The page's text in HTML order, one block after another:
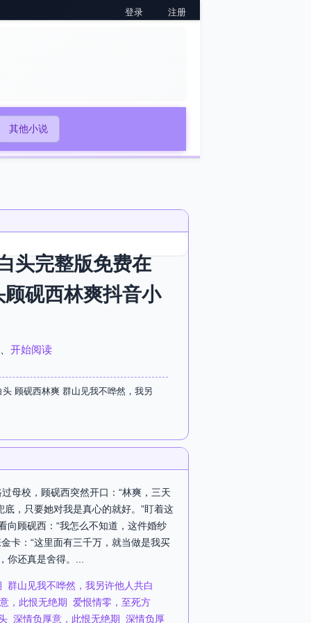
登录 注册
其他小说
头完整版免费在
砚西林爽抖音小
开始阅读
顾砚西林爽 群山见我不哗然，我另
母校，顾砚西突然开口：“林爽，三天
，只要她对我是真心的就好。”盯着这
顾砚西：“我怎么不知道，这件婚纱
卡：“这里面有三千万，就当做是我买
你还真是舍得。...
群山见我不哗然，我另许他人共白
，此恨无绝期
爱恨情零，至死方
深情负厚意，此恨无绝期 深情负厚